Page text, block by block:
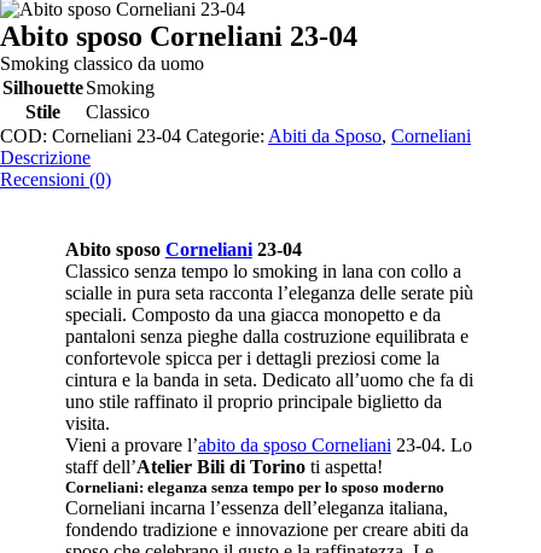
Abito sposo Corneliani 23-04
Smoking classico da uomo
SilhouetteSmoking
Stile
Classico
COD: Corneliani 23-04 Categorie: Abiti da Sposo, Corneliani
Descrizione
Recensioni (0)
Abito sposo Corneliani23-04
Classico senza tempo lo smoking in lana con collo a
scialle in pura seta racconta l’eleganza delle serate più
speciali. Composto da una giacca monopetto e da
pantaloni senza pieghe dalla costruzione equilibrata e
confortevole spicca per i dettagli preziosi come la
cintura e la banda in seta. Dedicato all’uomo che fa di
uno stile raffinato il proprio principale biglietto da
visita.
Vieni a provare l’abito da sposo Corneliani 23-04. Lo
staff dell’Atelier Bili di Torinoti aspetta!
Corneliani: eleganza senza tempo per lo sposo moderno
Corneliani incarna l’essenza dell’eleganza italiana,
fondendo tradizione e innovazione per creare abiti da